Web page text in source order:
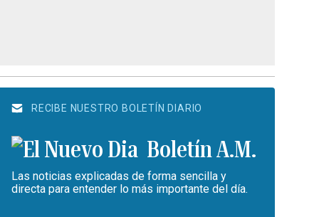
RECIBE NUESTRO BOLETÍN DIARIO
Boletín A.M.
Las noticias explicadas de forma sencilla y
directa para entender lo más importante del día.